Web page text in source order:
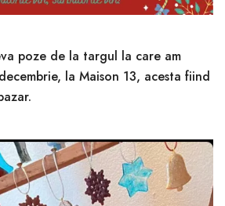
poze de la targul la care am
la Maison 13, acesta fiind